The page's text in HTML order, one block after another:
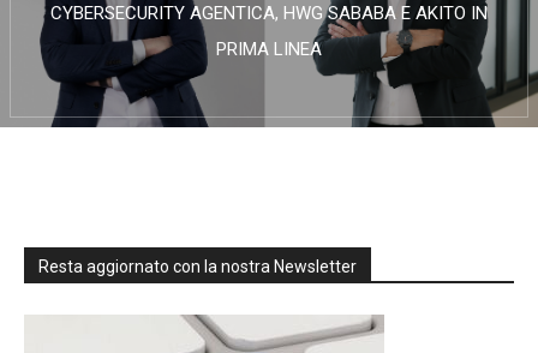
CYBERSECURITY AGENTICA, HWG SABABA E AKITO IN
PRIMA LINEA
Resta aggiornato con la nostra Newsletter